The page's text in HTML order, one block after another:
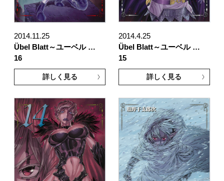
2014.11.25
Übel Blatt～ユーベル …
16
詳しく見る
2014.4.25
Übel Blatt～ユーベル …
15
詳しく見る